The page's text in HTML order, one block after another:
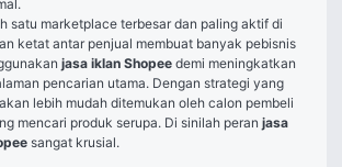
satu marketplace terbesar dan paling aktif di
ketat antar penjual membuat banyak pebisnis
jasa iklan Shopee demi meningkatkan
pencarian utama. Dengan strategi yang
lebih mudah ditemukan oleh calon pembeli
mencari produk serupa. Di sinilah peran jasa
sangat krusial.